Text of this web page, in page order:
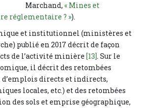
Marchand, « Mines et
réglementaire ? »).
et institutionnel (ministères et
publié en 2017 décrit de façon
de l’activité minière[13]. Sur le
il décrit des retombées
directs et indirects,
locales, etc.) et des retombées
des sols et emprise géographique,